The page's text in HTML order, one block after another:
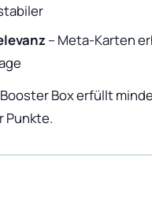
– Meta-Karten
Box erfüllt
Punkte.